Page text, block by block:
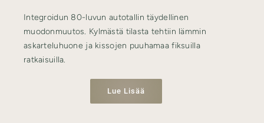
Integroidun 80-luvun autotallin täydellinen
muodonmuutos. Kylmästä tilasta tehtiin lämmin
askarteluhuone ja kissojen puuhamaa fiksuilla
ratkaisuilla.
Lue Lisää